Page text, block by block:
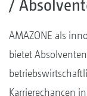
/
AMAZONE als
bietet
Karrierechancen